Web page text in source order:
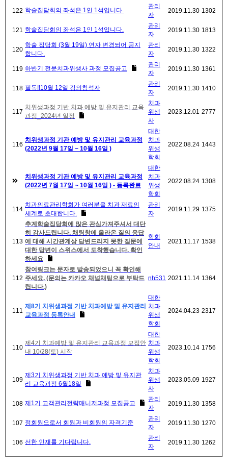
122 학술집담회의 좌석은 1인 1석입니다.
관리
자
2019.11.30 1302
121 학술집담회의 좌석은 1인 1석입니다.
관리
자
2019.11.30 1813
120
학술 집담회 (3월 19일) 연자 변경되어 공지
합니다.
관리
자
2019.11.30 1322
119 하반기 전문치과위생사 과정 모집공고
관리
자
2019.11.30 1361
118 필독!!10월 12일 강의참석자
관리
자
2019.11.30 1410
117
치위생과정 기반 치과 예방 및 유지관리 교육
과정_2024년 일정
치과
위생
사
2023.12.01 2777
116
치위생과정 기관 예방 및 유지관리 교육과정
(2022년 9월 17일 ~ 10월 16일 )
대한
치과
위생
학회
2022.08.24 1443
치위생과정 기관 예방 및 유지관리 교육과정
(2022년 7월 17일 ~ 10월 16일 ) - 등록완료
대한
치과
위생
학회
2022.08.24 1308
114
치과의료관리학회가 여러분을 치과 재료의
세계로 초대합니다.
관리
자
2019.11.29 1375
113
추계학술집담회에 많은 관심가져주셔서 대단
히 감사드립니다. 채팅창에 올라온 질의 응답
에 대해 시간관계상 답변드리지 못한 질문에
대한 답변이 스위스에서 도착했습니다. 확인
하세요
학회
안내
2021.11.17 1538
112
참여링크는 문자로 발송되었으니 꼭 확인해
주세요. (문의는 카카오 채널채팅으로 부탁드
립니다.)
nh531 2021.11.14 1364
111
제8기 치위생과정 기반 치과예방 및 유지관리
교육과정 등록안내
대한
치과
위생
학회
2024.04.23 2317
110
제4기 치과예방 및 유지관리 교육과정 모집안
내 10/28(토) 시작
대한
치과
위생
학회
2023.10.14 1756
109
제3기 치위생과정 기반 치과 예방 및 유지관
리 교육과정 6월18일
치과
위생
사
2023.05.09 1927
108 제1기 고객관리전략매니저과정 모집공고
관리
자
2019.11.30 1358
107 정회원으로서 회원과 비회원의 자격기준
관리
자
2019.11.30 1270
106 선한 인재를 기다립니다.
관리
자
2019.11.30 1262